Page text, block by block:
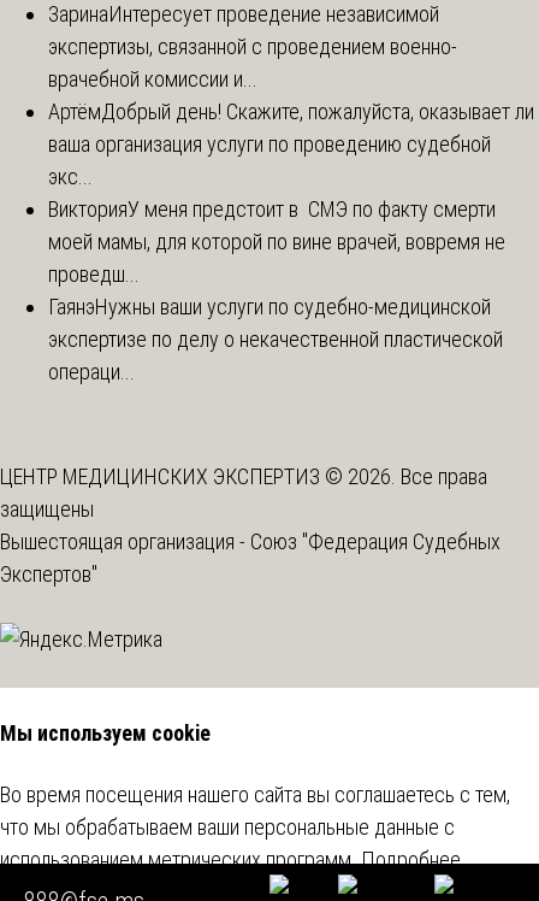
ЗаринаИнтересует проведение независимой
экспертизы, связанной с проведением военно-
врачебной комиссии и...
АртёмДобрый день! Скажите, пожалуйста, оказывает ли
ваша организация услуги по проведению судебной
экс...
ВикторияУ меня предстоит в СМЭ по факту смерти
моей мамы, для которой по вине врачей, вовремя не
проведш...
ГаянэНужны ваши услуги по судебно-медицинской
экспертизе по делу о некачественной пластической
операци...
ЦЕНТР МЕДИЦИНСКИХ ЭКСПЕРТИЗ © 2026. Все права
защищены
Вышестоящая организация - Союз "Федерация Судебных
Экспертов"
Мы используем cookie
Во время посещения нашего сайта вы соглашаетесь с тем,
что мы обрабатываем ваши персональные данные с
использованием метрических программ.Подробнее